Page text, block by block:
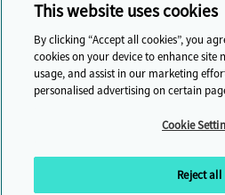
お問い
ヘルプ
ょう
This website uses cookies
By clicking “Accept all cookies”, you
cookies on your device to enhance site
usage, and assist in our marketing
personalised advertising on certain
Cookie
Reject all